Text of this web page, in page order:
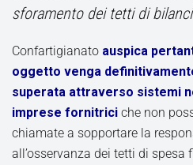
sforamento dei tetti di
Confartigianato auspica
oggetto venga
superata attraverso sistemi
imprese fornitrici che non
chiamate a sopportare la
all’osservanza dei tetti di spesa